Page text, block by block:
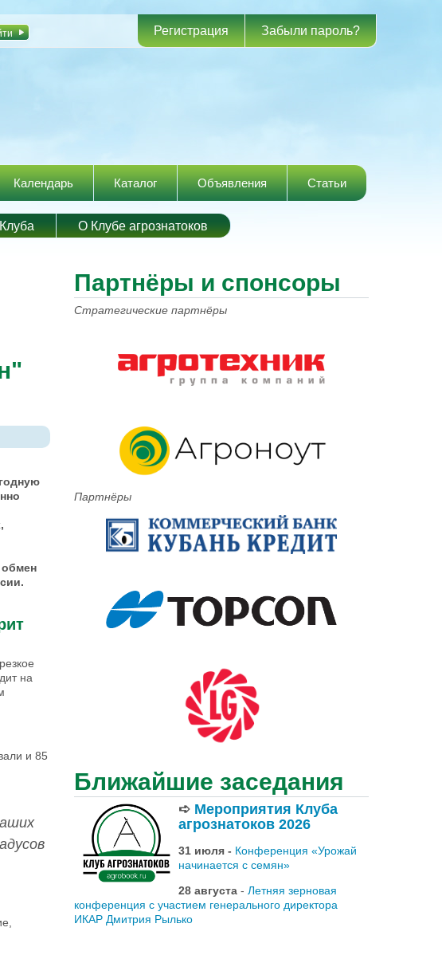
Регистрация Забыли пароль?
Календарь Каталог Объявления Статьи
О Клубе агрознатоков
на
и 85
Партнёры и спонсоры
Стратегические партнёры
Партнёры
Ближайшие заседания
➪ Мероприятия Клуба
агрознатоков 2026
31 июля - Конференция «Урожай
начинается с семян»
28 августа - Летняя зерновая
конференция с участием генерального директора
ИКАР Дмитрия Рылько